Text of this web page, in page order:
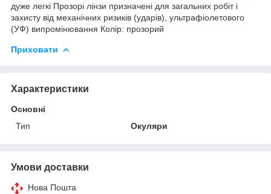
дуже легкі Прозорі лінзи призначені для загальних робіт і
захисту від механічних ризиків (ударів), ультрафіолетового
(УФ) випромінювання Колір: прозорий
Приховати
Характеристики
Основні
Тип
Окуляри
Умови доставки
Нова Пошта